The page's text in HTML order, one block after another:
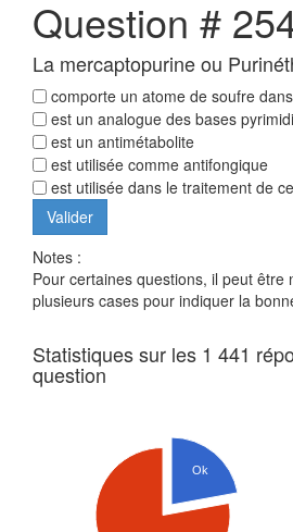
Question #
La mercaptopurine ou
comporte un atome de soufre
est un analogue des bases
est un antimétabolite
est utilisée comme antifongique
est utilisée dans le traitement de
Notes :
Pour certaines questions, il peut être
plusieurs cases pour indiquer la
Statistiques sur les 1 441
question
Ok